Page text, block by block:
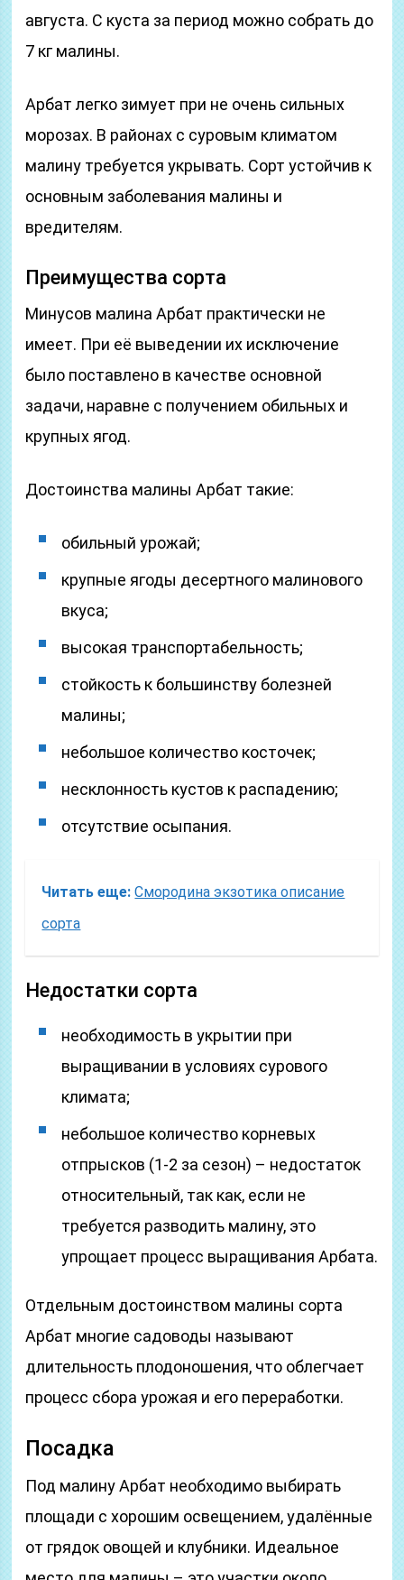
августа. С куста за период можно собрать до
7 кг малины.
Арбат легко зимует при не очень сильных
морозах. В районах с суровым климатом
малину требуется укрывать. Сорт устойчив к
основным заболевания малины и
вредителям.
Преимущества сорта
Минусов малина Арбат практически не
имеет. При её выведении их исключение
было поставлено в качестве основной
задачи, наравне с получением обильных и
крупных ягод.
Достоинства малины Арбат такие:
обильный урожай;
крупные ягоды десертного малинового
вкуса;
высокая транспортабельность;
стойкость к большинству болезней
малины;
небольшое количество косточек;
несклонность кустов к распадению;
отсутствие осыпания.
Читать еще: Смородина экзотика описание
сорта
Недостатки сорта
необходимость в укрытии при
выращивании в условиях сурового
климата;
небольшое количество корневых
отпрысков (1-2 за сезон) – недостаток
относительный, так как, если не
требуется разводить малину, это
упрощает процесс выращивания Арбата.
Отдельным достоинством малины сорта
Арбат многие садоводы называют
длительность плодоношения, что облегчает
процесс сбора урожая и его переработки.
Посадка
Под малину Арбат необходимо выбирать
площади с хорошим освещением, удалённые
от грядок овощей и клубники. Идеальное